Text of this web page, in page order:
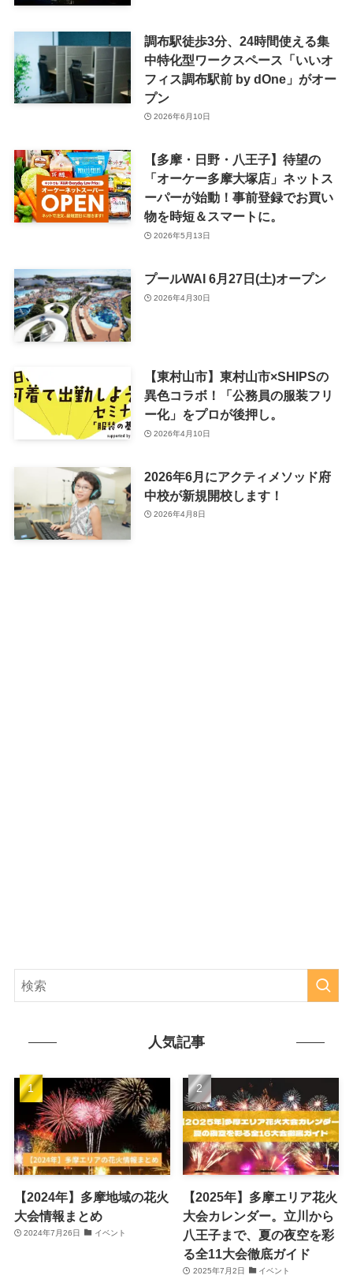
調布駅徒歩3分、24時間使える集
中特化型ワークスペース「いいオ
フィス調布駅前 by dOne」がオー
プン
2026年6月10日
【多摩・日野・八王子】待望の
「オーケー多摩大塚店」ネットス
ーパーが始動！事前登録でお買い
物を時短＆スマートに。
2026年5月13日
プールWAI 6月27日(土)オープン
2026年4月30日
【東村山市】東村山市×SHIPSの
異色コラボ！「公務員の服装フリ
ー化」をプロが後押し。
2026年4月10日
2026年6月にアクティメソッド府
中校が新規開校します！
2026年4月8日
人気記事
【2024年】多摩地域の花火
大会情報まとめ
2024年7月26日 イベント
【2025年】多摩エリア花火
大会カレンダー。立川から
八王子まで、夏の夜空を彩
る全11大会徹底ガイド
2025年7月2日 イベント